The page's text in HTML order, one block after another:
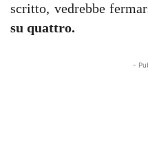
scritto, vedrebbe
su quattro.
-